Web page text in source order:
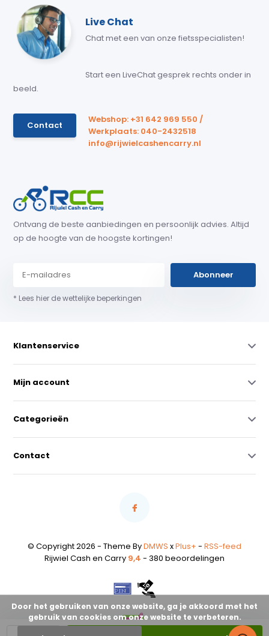
Live Chat
Chat met een van onze fietsspecialisten!
Start een LiveChat gesprek rechts onder in
beeld.
Contact
Webshop: +31 642 969 550 /
Werkplaats: 040-2432518
info@rijwielcashencarry.nl
Ontvang de beste aanbiedingen en persoonlijk advies. Altijd
op de hoogte van de hoogste kortingen!
Abonneer
* Lees hier de wettelijke beperkingen
Klantenservice
Mijn account
Categorieën
Contact
© Copyright 2026 - Theme ByDMWS xPlus+ - RSS-feed
Rijwiel Cash en Carry 9,4 - 380 beoordelingen
Door het gebruiken van onze website, ga je akkoord met het
gebruik van cookies om onze website te verbeteren.